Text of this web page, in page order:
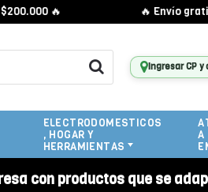
🔥 🔥 Envío gratis
Ingresar CP y
ELECTRODOMESTICOS
, HOGAR Y
HERRAMIENTAS
A
con productos que se